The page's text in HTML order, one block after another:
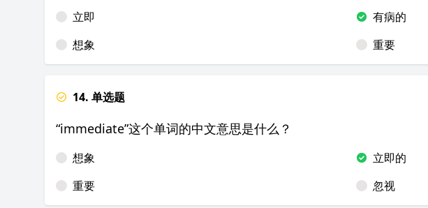
立即
有病的
想象
重要
14. 单选题
“immediate”这个单词的中文意思是什么？
想象
立即的
重要
忽视